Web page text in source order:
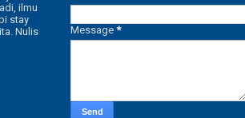
ilmu
stay
Nulis
Message *